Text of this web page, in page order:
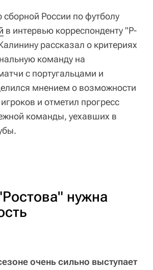
сборной России по футболу
в интервью корреспонденту "Р-
рассказал о критериях
команду на
с португальцами и
мнением о возможности
и отметил прогресс
команды, уехавших в
нужна
очень сильно выступает